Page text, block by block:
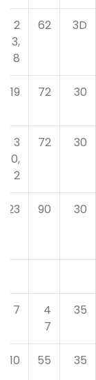
3D
62
2
3,
8
30
72
19
30
72
3
0,
2
30
90
23
35
4
7
7
35
55
10